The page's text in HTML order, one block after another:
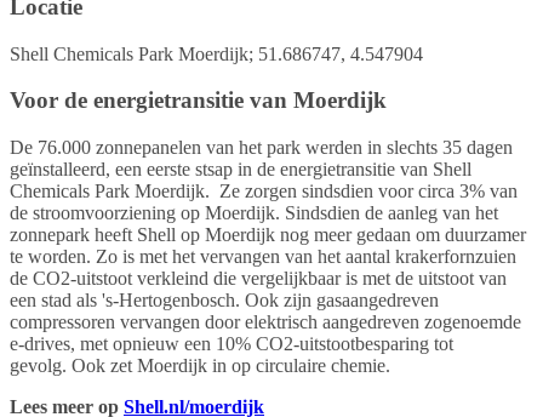
Locatie
Shell Chemicals Park Moerdijk; 51.686747, 4.547904
Voor de energietransitie van Moerdijk
De 76.000 zonnepanelen van het park werden in slechts 35 dagen
geïnstalleerd, een eerste stsap in de energietransitie van Shell
Chemicals Park Moerdijk. Ze zorgen sindsdien voor circa 3% van
de stroomvoorziening op Moerdijk. Sindsdien de aanleg van het
zonnepark heeft Shell op Moerdijk nog meer gedaan om duurzamer
te worden. Zo is met het vervangen van het aantal krakerfornzuien
de CO2-uitstoot verkleind die vergelijkbaar is met de uitstoot van
een stad als 's-Hertogenbosch. Ook zijn gasaangedreven
compressoren vervangen door elektrisch aangedreven zogenoemde
e-drives, met opnieuw een 10% CO2-uitstootbesparing tot
gevolg. Ook zet Moerdijk in op circulaire chemie.
Lees meer op Shell.nl/moerdijk